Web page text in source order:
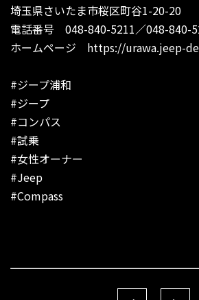
埼玉県さいたま市桜区町谷1-20-20
電話番号 048-840-5211／048-840-
ホームページ https://urawa.jeep-
#ジープ浦和
#ジープ
#コンパス
#試乗
#女性オーナー
#Jeep
#Compass